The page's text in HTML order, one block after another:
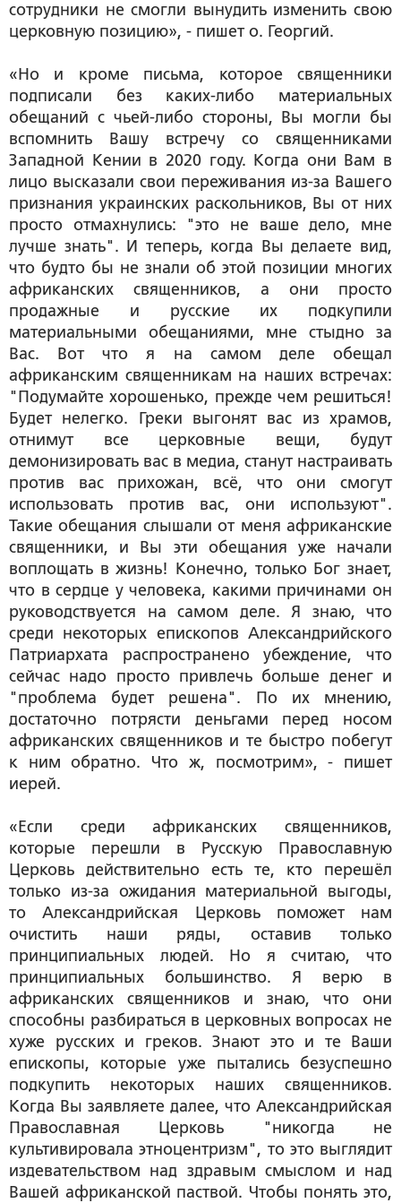
сотрудники не смогли вынудить изменить свою
церковную позицию», - пишет о. Георгий.
«Но и кроме письма, которое священники
подписали без каких-либо материальных
обещаний с чьей-либо стороны, Вы могли бы
вспомнить Вашу встречу со священниками
Западной Кении в 2020 году. Когда они Вам в
лицо высказали свои переживания из-за Вашего
признания украинских раскольников, Вы от них
просто отмахнулись: "это не ваше дело, мне
лучше знать". И теперь, когда Вы делаете вид,
что будто бы не знали об этой позиции многих
африканских священников, а они просто
продажные и русские их подкупили
материальными обещаниями, мне стыдно за
Вас. Вот что я на самом деле обещал
африканским священникам на наших встречах:
"Подумайте хорошенько, прежде чем решиться!
Будет нелегко. Греки выгонят вас из храмов,
отнимут все церковные вещи, будут
демонизировать вас в медиа, станут настраивать
против вас прихожан, всё, что они смогут
использовать против вас, они используют".
Такие обещания слышали от меня африканские
священники, и Вы эти обещания уже начали
воплощать в жизнь! Конечно, только Бог знает,
что в сердце у человека, какими причинами он
руководствуется на самом деле. Я знаю, что
среди некоторых епископов Александрийского
Патриархата распространено убеждение, что
сейчас надо просто привлечь больше денег и
"проблема будет решена". По их мнению,
достаточно потрясти деньгами перед носом
африканских священников и те быстро побегут
к ним обратно. Что ж, посмотрим», - пишет
иерей.
«Если среди африканских священников,
которые перешли в Русскую Православную
Церковь действительно есть те, кто перешёл
только из-за ожидания материальной выгоды,
то Александрийская Церковь поможет нам
очистить наши ряды, оставив только
принципиальных людей. Но я считаю, что
принципиальных большинство. Я верю в
африканских священников и знаю, что они
способны разбираться в церковных вопросах не
хуже русских и греков. Знают это и те Ваши
епископы, которые уже пытались безуспешно
подкупить некоторых наших священников.
Когда Вы заявляете далее, что Александрийская
Православная Церковь "никогда не
культивировала этноцентризм", то это выглядит
издевательством над здравым смыслом и над
Вашей африканской паствой. Чтобы понять это,